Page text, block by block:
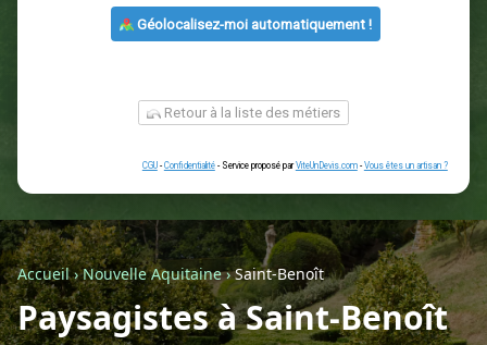
ou
Géolocalisez-moi automatiquement !
Retour à la liste des métiers
Accueil›Nouvelle Aquitaine›Saint-Benoît
Paysagistes à Saint-Benoît